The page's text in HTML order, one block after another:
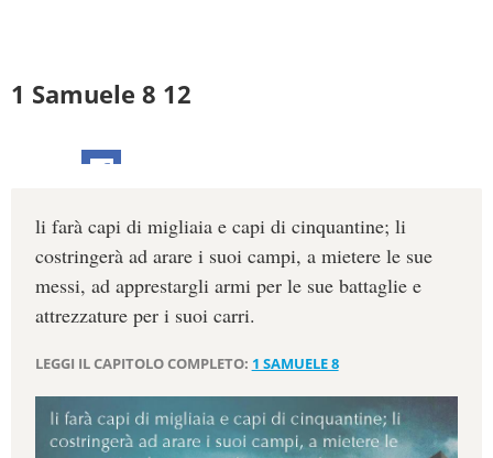
1 Samuele 8 12
li farà capi di migliaia e capi di cinquantine; li
costringerà ad arare i suoi campi, a mietere le sue
messi, ad apprestargli armi per le sue battaglie e
attrezzature per i suoi carri.
LEGGI IL CAPITOLO COMPLETO: 1 SAMUELE 8